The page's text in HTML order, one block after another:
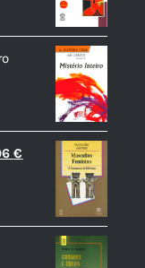
€.
€
é:
16,96 €.